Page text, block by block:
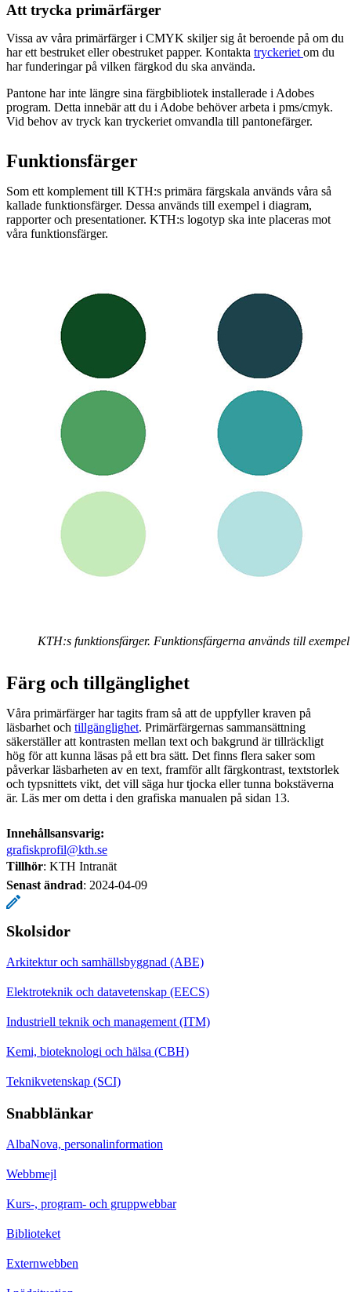
Att trycka primärfärger
Vissa av våra primärfärger i CMYK skiljer sig åt beroende på om du
har ett bestruket eller obestruket papper. Kontakta tryckeriet om du
har funderingar på vilken färgkod du ska använda.
Pantone har inte längre sina färgbibliotek installerade i Adobes
program. Detta innebär att du i Adobe behöver arbeta i pms/cmyk.
Vid behov av tryck kan tryckeriet omvandla till pantonefärger.
Funktionsfärger
Som ett komplement till KTH:s primära färgskala används våra så
kallade funktionsfärger. Dessa används till exempel i diagram,
rapporter och presentationer. KTH:s logotyp ska inte placeras mot
våra funktionsfärger.
KTH:s funktionsfärger. Funktionsfärgerna används till
Färg och tillgänglighet
Våra primärfärger har tagits fram så att de uppfyller kraven på
läsbarhet och tillgänglighet. Primärfärgernas sammansättning
säkerställer att kontrasten mellan text och bakgrund är tillräckligt
hög för att kunna läsas på ett bra sätt. Det finns flera saker som
påverkar läsbarheten av en text, framför allt färgkontrast, textstorlek
och typsnittets vikt, det vill säga hur tjocka eller tunna bokstäverna
är. Läs mer om detta i den grafiska manualen på sidan 13.
Innehållsansvarig:
grafiskprofil@kth.se
Tillhör: KTH Intranät
Senast ändrad: 2024-04-09
Skolsidor
Arkitektur och samhällsbyggnad (ABE)
Elektroteknik och datavetenskap (EECS)
Industriell teknik och management (ITM)
Kemi, bioteknologi och hälsa (CBH)
Teknikvetenskap (SCI)
Snabblänkar
AlbaNova, personalinformation
Webbmejl
Kurs-, program- och gruppwebbar
Biblioteket
Externwebben